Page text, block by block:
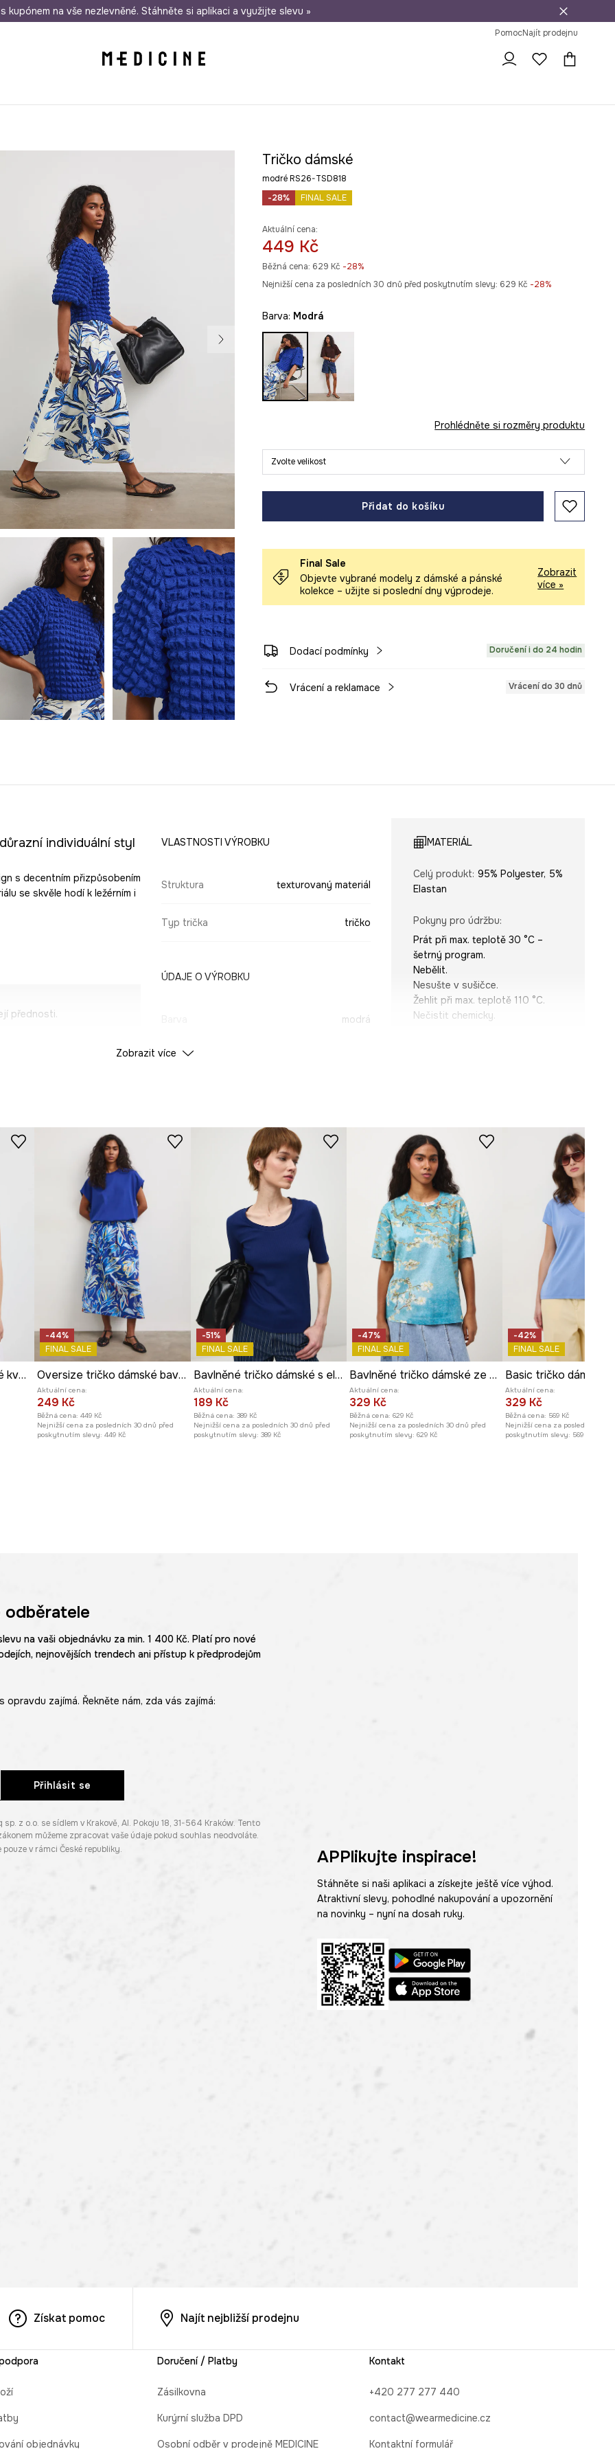
nákupu nad 1 200 Kč Odeslání i do 24 hodin 30 dní na vrácení zboží
s kupónem na vše nezlevněné. Stáhněte si aplikaci a využijte slevu »
PomocNajít prodejnu
Tričko dámské
modré RS26-TSD818
-28%
FINAL SALE
Aktuální cena:
449 Kč
Běžná cena: 629 Kč -28%
Nejnižší cena za posledních 30 dnů před poskytnutím slevy: 629 Kč -28%
Barva: modrá
Prohlédněte si rozměry produktu
Zvolte velikost
Přidat do košíku
Final Sale
Objevte vybrané modely z dámské a pánské
kolekce – užijte si poslední dny výprodeje.
Zobrazit
více »
Dodací podmínky Doručení i do 24 hodin
Vrácení a reklamace Vrácení do 30 dnů
individuální styl
s decentním přizpůsobením
se skvěle hodí k ležérním i
přednosti.
mu jedinečný
VLASTNOSTI VÝROBKU
Struktura texturovaný materiál
Typ trička tričko
ÚDAJE O VÝROBKU
modrá
ID produktu
MATERIÁL
Celý produkt: 95% Polyester, 5%
Elastan
Pokyny pro údržbu:
Prát při max. teplotě 30 °C –
šetrný program.
Nebělit.
Nesušte v sušičce.
Žehlit při max. teplotě 110 °C.
Nečistit chemicky.
ROZMĚRY
Míry uvedené pro velikost
S.
Šířka podpaží
Modelka na fotografii je vysoká
174 cm a má na sebe velikost S
Prohlédněte si rozměry
produktu
Zobrazit více
Tričko dámské bavlněné květinové
-44%
FINAL SALE
Oversize tričko dámské bavlněné s elastanem
Aktuální cena:
249 Kč
Běžná cena: 449 Kč
Nejnižší cena za posledních 30 dnů před
poskytnutím slevy: 449 Kč
-51%
FINAL SALE
Bavlněné tričko dámské s elastanem a žebrováním
Aktuální cena:
189 Kč
Běžná cena: 389 Kč
Nejnižší cena za posledních 30 dnů před
poskytnutím slevy: 389 Kč
-47%
FINAL SALE
Bavlněné tričko dámské ze speciální kolekce Eviva L'arte
Aktuální cena:
329 Kč
Běžná cena: 629 Kč
Nejnižší cena za posledních 30 dnů před
poskytnutím slevy: 629 Kč
-42%
FINAL SALE
Basic tričko dámské
Aktuální cena:
329 Kč
Běžná cena: 569 Kč
Nejnižší cena za posledních 30
poskytnutím slevy: 569 Kč
odběratele
na vaši objednávku za min. 1 400 Kč. Platí pro nové
nejnovějších trendech ani přístup k předprodejům
zajímá. Řekněte nám, zda vás zajímá:
Přihlásit se
z o.o. se sídlem v Krakově, Al. Pokoju 18, 31-564 Kraków. Tento
můžeme zpracovat vaše údaje pokud souhlas neodvoláte.
pouze v rámci České republiky. APPlikujte inspirace!
Stáhněte si naši aplikaci a získejte ještě více výhod.
Atraktivní slevy, pohodlné nakupování a upozornění
na novinky – nyní na dosah ruky.
Získat pomoc Najít nejbližší prodejnu
objednávky
Doručení / Platby
Zásilkovna
Kurýrní služba DPD
Osobní odběr v prodejně MEDICINE
Kontakt
+420 277 277 440
contact@wearmedicine.cz
Kontaktní formulář